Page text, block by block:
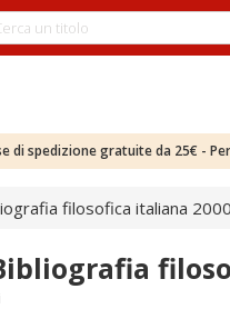
di spedizione gratuite da 25€ -
filosofica italiana 2000